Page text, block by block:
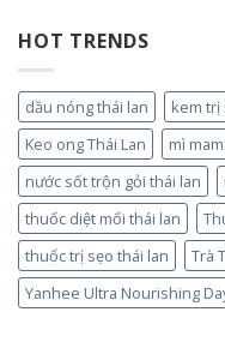
HOT TRENDS
dầu nóng thái lan kem trị
Keo ong Thái Lan
mì
nước sốt trộn gỏi thái lan
thuốc diệt mối thái lan
thuốc trị sẹo thái lan
Trà
Yanhee Ultra Nourishing